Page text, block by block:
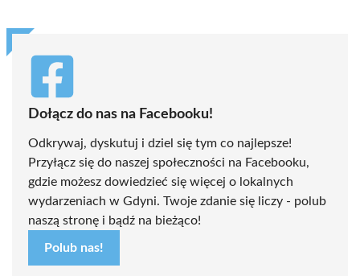
Dołącz do nas na Facebooku!
Odkrywaj, dyskutuj i dziel się tym co najlepsze!
Przyłącz się do naszej społeczności na Facebooku,
gdzie możesz dowiedzieć się więcej o lokalnych
wydarzeniach w Gdyni. Twoje zdanie się liczy - polub
naszą stronę i bądź na bieżąco!
Polub nas!